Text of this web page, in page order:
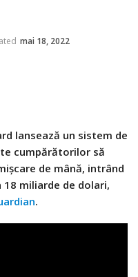
mai 18, 2022
lansează un sistem de
cumpărătorilor să
de mână, intrând
miliarde de dolari,
.